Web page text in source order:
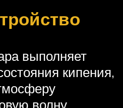
выполняет
кипения,
волну.